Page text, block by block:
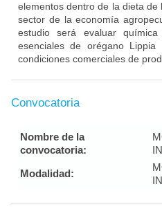
elementos dentro de la dieta
sector de la economía
estudio será evaluar
esenciales de orégano
condiciones comerciales de
Convocatoria
Nombre de la
convocatoria:
Modalidad: